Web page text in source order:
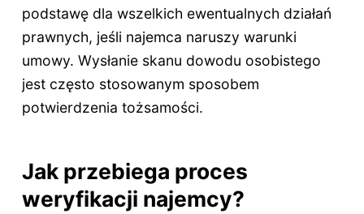
podstawę dla wszelkich ewentualnych działań
prawnych, jeśli najemca naruszy warunki
umowy. Wysłanie skanu dowodu osobistego
jest często stosowanym sposobem
potwierdzenia tożsamości.
Jak przebiega proces
weryfikacji najemcy?